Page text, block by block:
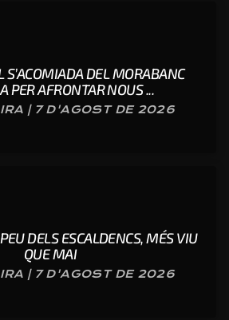
S’ACOMIADA DEL MORABANC
PER AFRONTAR NOUS ...
| 7 D'AGOST DE 2026
DELS ESCALDENCS, MÉS VIU
QUE MAI
| 7 D'AGOST DE 2026